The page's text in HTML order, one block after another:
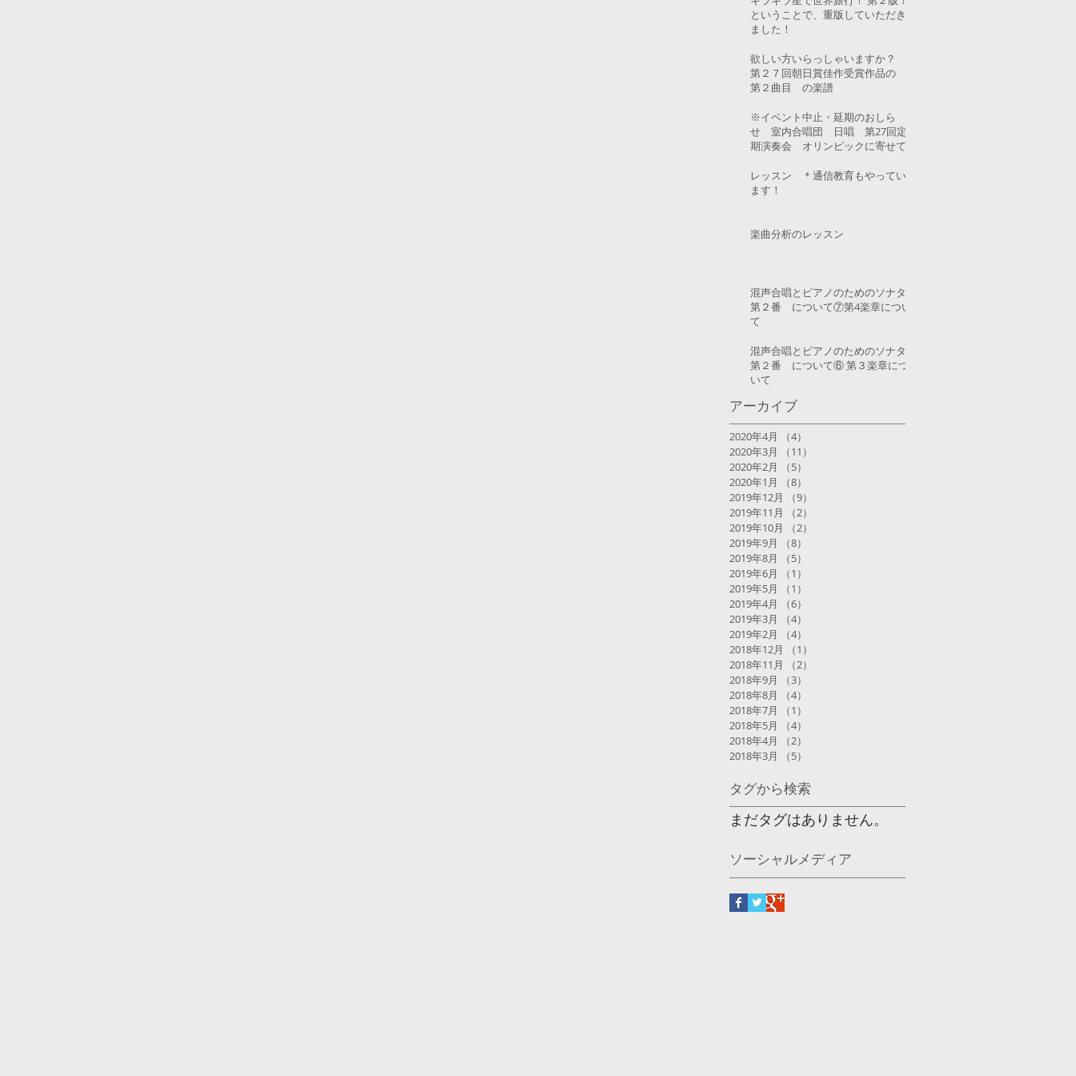
ということで、重版していただき
ました！
欲しい方いらっしゃいますか？
第２７回朝日賞佳作受賞作品の
第２曲目 の楽譜
※イベント中止・延期のおしら
せ 室内合唱団 日唱 第27回定
期演奏会 オリンピックに寄せて
レッスン ＊通信教育もやってい
ます！
楽曲分析のレッスン
混声合唱とピアノのためのソナタ
第２番 について⑦第4楽章につい
て
混声合唱とピアノのためのソナタ
第２番 について⑥ 第３楽章につ
いて
アーカイブ
2020年4月 （4）
2020年3月
（11）
2020年2月
（5）
2020年1月
（8）
2019年12月
（9）
2019年11月
（2）
2019年10月
（2）
2019年9月
（8）
2019年8月
（5）
2019年6月
（1）
2019年5月
（1）
2019年4月
（6）
2019年3月
（4）
2019年2月
（4）
2018年12月
（1）
2018年11月
（2）
2018年9月
（3）
2018年8月
（4）
2018年7月
（1）
2018年5月
（4）
2018年4月
（2）
2018年3月
（5）
タグから検索
まだタグはありません。
ソーシャルメディア